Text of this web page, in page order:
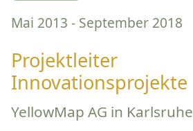
Mai 2013 - September 2018
Projektleiter
Innovationsprojekte
YellowMap AG in Karlsruhe